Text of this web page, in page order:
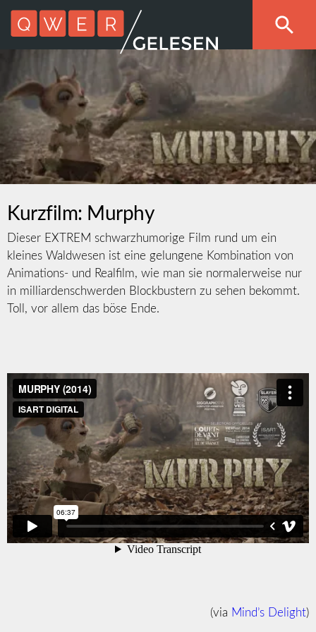
Kurzfilm: Murphy
Dieser EXTREM schwarzhumorige Film rund um ein
kleines Waldwesen ist eine gelungene Kombination von
Animations- und Realfilm, wie man sie normalerweise nur
in milliardenschwerden Blockbustern zu sehen bekommt.
Toll, vor allem das böse Ende.
(via Mind’s Delight)